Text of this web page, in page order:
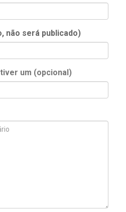
não será publicado)
um (opcional)